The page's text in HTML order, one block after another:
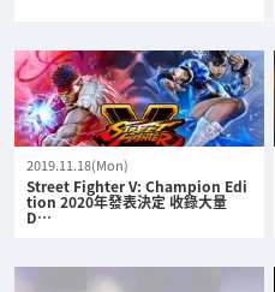
2019.11.18(Mon)
Street Fighter V: Champion Edi
tion 2020年發表決定 收錄大量
D…